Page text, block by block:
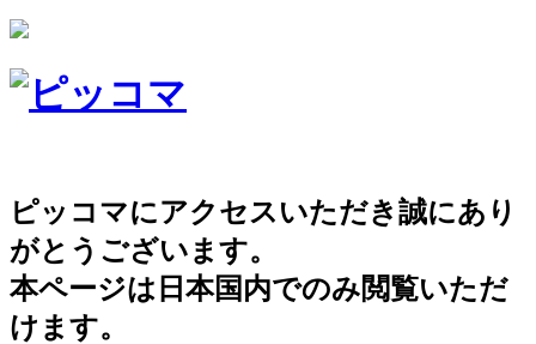
ピッコマにアクセスいただき誠にあり
がとうございます。
本ページは日本国内でのみ閲覧いただ
けます。